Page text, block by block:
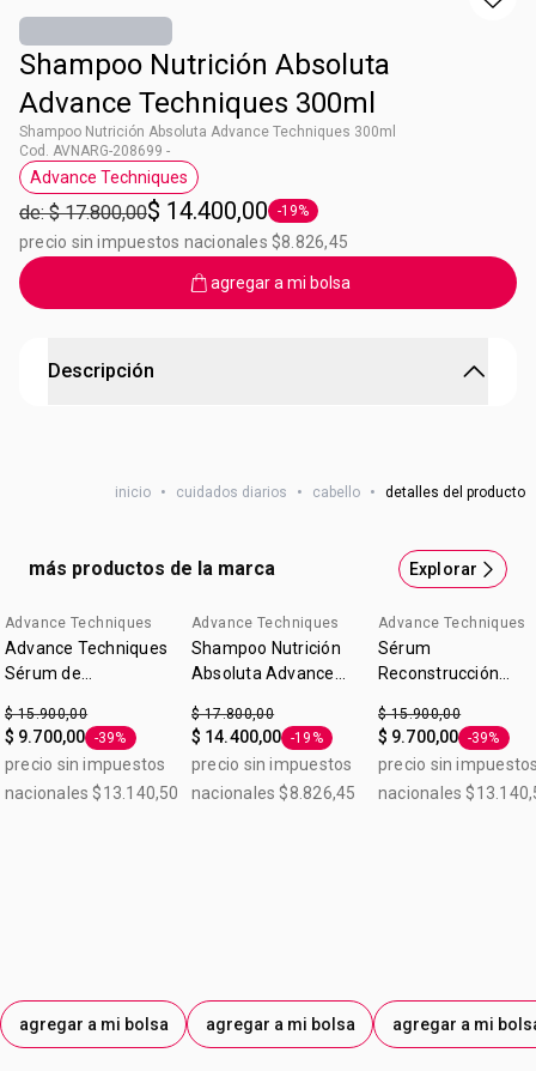
Shampoo Nutrición Absoluta
Advance Techniques 300ml
Shampoo Nutrición Absoluta Advance Techniques 300ml
Cod. AVNARG-208699 -
Etiqueta Advance Techniques
Advance Techniques
de: $ 17.800,00$ 14.400,00 Etiqueta -19%
-19%
precio sin impuestos nacionales $8.826,45
agregar a mi bolsa
Descripción
renovó. Tu shampoo y acondicionador de siempre ¡en su
increíble. Beneficio: Nutrición absoluta. Resultado: Cabello
profundamente nutrido desde el primer uso. Contiene
300ml.
inicio • cuidados diarios • cabello • detalles del producto
más productos de la marca Explorar
Advance Techniques
Advance Techniques
Sérum de
$ 15.900,00
$ 9.700,00 Etiqueta -39%
-39%
precio sin impuestos
nacionales $13.140,50
agregar a mi bolsa
Advance Techniques
Shampoo Nutrición
Absoluta Advance
$ 17.800,00
$ 14.400,00 Etiqueta -19%
-19%
precio sin impuestos
nacionales $8.826,45
agregar a mi bolsa
Advance Techniques
Sérum
Reconstrucción
Techniques 30ml
$ 15.900,00
$ 9.700,00 Etiqueta -
-39%
precio sin
nacionales
agregar a mi